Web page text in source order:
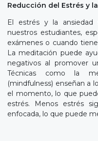
Reducción del Estrés y
El estrés y la ansiedad
nuestros estudiantes,
exámenes o cuando
La meditación puede
negativos al promover
Técnicas como la
(mindfulness) enseñan a
el momento, lo que
estrés. Menos estrés
enfocada, lo que puede